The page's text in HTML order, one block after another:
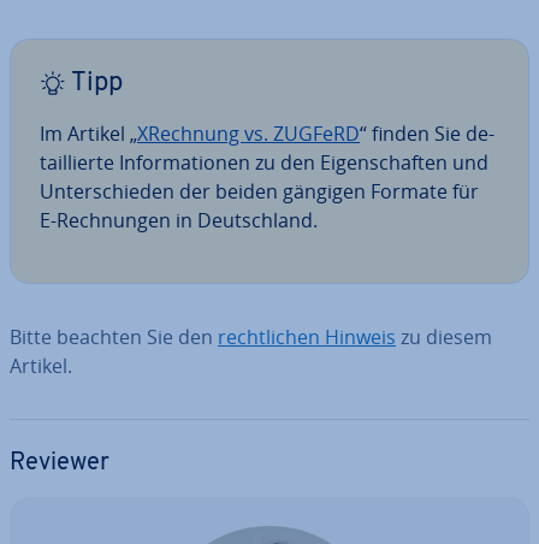
Tipp
Im Artikel „XRechnung vs. ZUGFeRD“ finden Sie de­
tail­lier­te In­for­ma­tio­nen zu den Ei­gen­schaf­ten und
Un­ter­schie­den der beiden gängigen Formate für
E-Rech­nun­gen in Deutsch­land.
Bitte beachten Sie den recht­li­chen Hinweis zu diesem
Artikel.
Reviewer